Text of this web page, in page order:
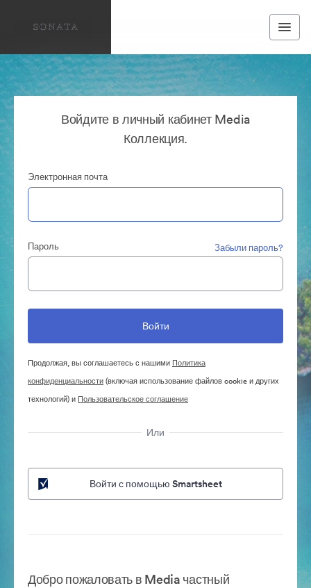
Войдите в личный кабинет Media
Коллекция.
Электронная почта
Пароль Забыли пароль?
Продолжая, вы соглашаетесь с нашими Политика
конфиденциальности(включая использование файлов cookie и других
технологий) и Пользовательское соглашение
Или
Войти с помощью Smartsheet
Добро пожаловать в Media частный